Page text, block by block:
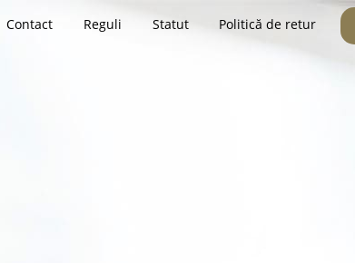
Contact Reguli Statut Politică de retur